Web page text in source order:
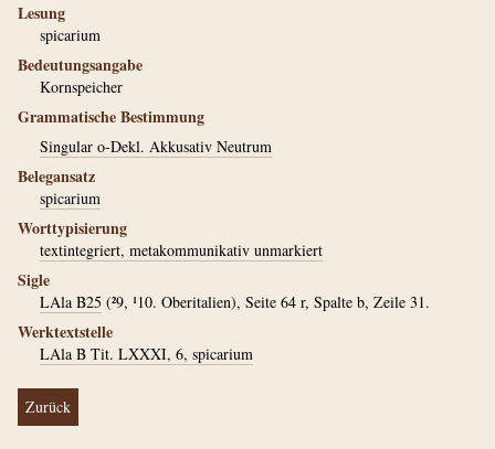
Lesung
spicarium
Bedeutungsangabe
Kornspeicher
Grammatische Bestimmung
Singular o-Dekl. Akkusativ Neutrum
Belegansatz
spicarium
Worttypisierung
textintegriert, metakommunikativ unmarkiert
Sigle
LAla B25 (²9, ¹10. Oberitalien), Seite 64 r, Spalte b, Zeile 31.
Werktextstelle
LAla B Tit. LXXXI, 6, spicarium
Zurück